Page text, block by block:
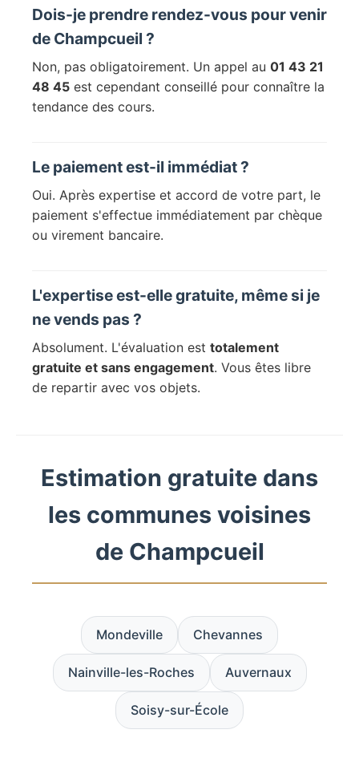
Dois-je prendre rendez-vous pour venir
de Champcueil ?
Non, pas obligatoirement. Un appel au 01 43 21
48 45 est cependant conseillé pour connaître la
tendance des cours.
Le paiement est-il immédiat ?
Oui. Après expertise et accord de votre part, le
paiement s'effectue immédiatement par chèque
ou virement bancaire.
L'expertise est-elle gratuite, même si je
ne vends pas ?
Absolument. L'évaluation est totalement
gratuite et sans engagement. Vous êtes libre
de repartir avec vos objets.
Estimation gratuite dans
les communes voisines
de Champcueil
Mondeville Chevannes
Nainville-les-Roches Auvernaux
Soisy-sur-École